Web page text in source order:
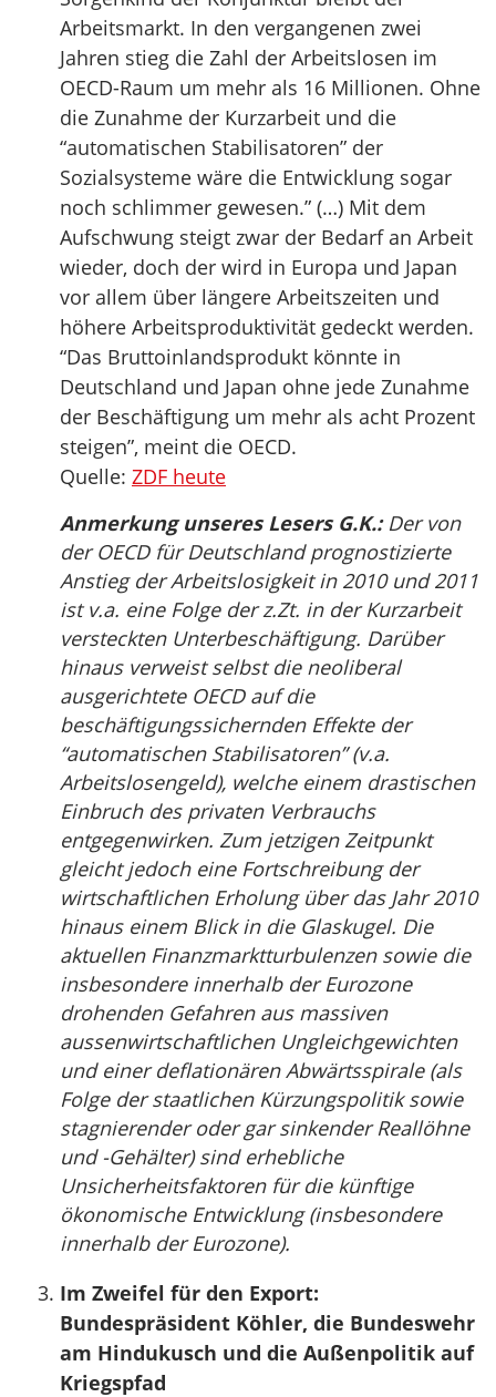
Arbeitsmarkt. In den vergangenen zwei
Jahren stieg die Zahl der Arbeitslosen im
OECD-Raum um mehr als 16 Millionen. Ohne
die Zunahme der Kurzarbeit und die
“automatischen Stabilisatoren” der
Sozialsysteme wäre die Entwicklung sogar
noch schlimmer gewesen.” (…) Mit dem
Aufschwung steigt zwar der Bedarf an Arbeit
wieder, doch der wird in Europa und Japan
vor allem über längere Arbeitszeiten und
höhere Arbeitsproduktivität gedeckt werden.
“Das Bruttoinlandsprodukt könnte in
Deutschland und Japan ohne jede Zunahme
der Beschäftigung um mehr als acht Prozent
steigen”, meint die OECD.
Quelle: ZDF heute
Anmerkung unseres Lesers G.K.:Der von
der OECD für Deutschland prognostizierte
Anstieg der Arbeitslosigkeit in 2010 und 2011
ist v.a. eine Folge der z.Zt. in der Kurzarbeit
versteckten Unterbeschäftigung. Darüber
hinaus verweist selbst die neoliberal
ausgerichtete OECD auf die
beschäftigungssichernden Effekte der
“automatischen Stabilisatoren” (v.a.
Arbeitslosengeld), welche einem drastischen
Einbruch des privaten Verbrauchs
entgegenwirken. Zum jetzigen Zeitpunkt
gleicht jedoch eine Fortschreibung der
wirtschaftlichen Erholung über das Jahr 2010
hinaus einem Blick in die Glaskugel. Die
aktuellen Finanzmarktturbulenzen sowie die
insbesondere innerhalb der Eurozone
drohenden Gefahren aus massiven
aussenwirtschaftlichen Ungleichgewichten
und einer deflationären Abwärtsspirale (als
Folge der staatlichen Kürzungspolitik sowie
stagnierender oder gar sinkender Reallöhne
und -Gehälter) sind erhebliche
Unsicherheitsfaktoren für die künftige
ökonomische Entwicklung (insbesondere
innerhalb der Eurozone).
Im Zweifel für den Export:
Bundespräsident Köhler, die Bundeswehr
am Hindukusch und die Außenpolitik auf
Kriegspfad